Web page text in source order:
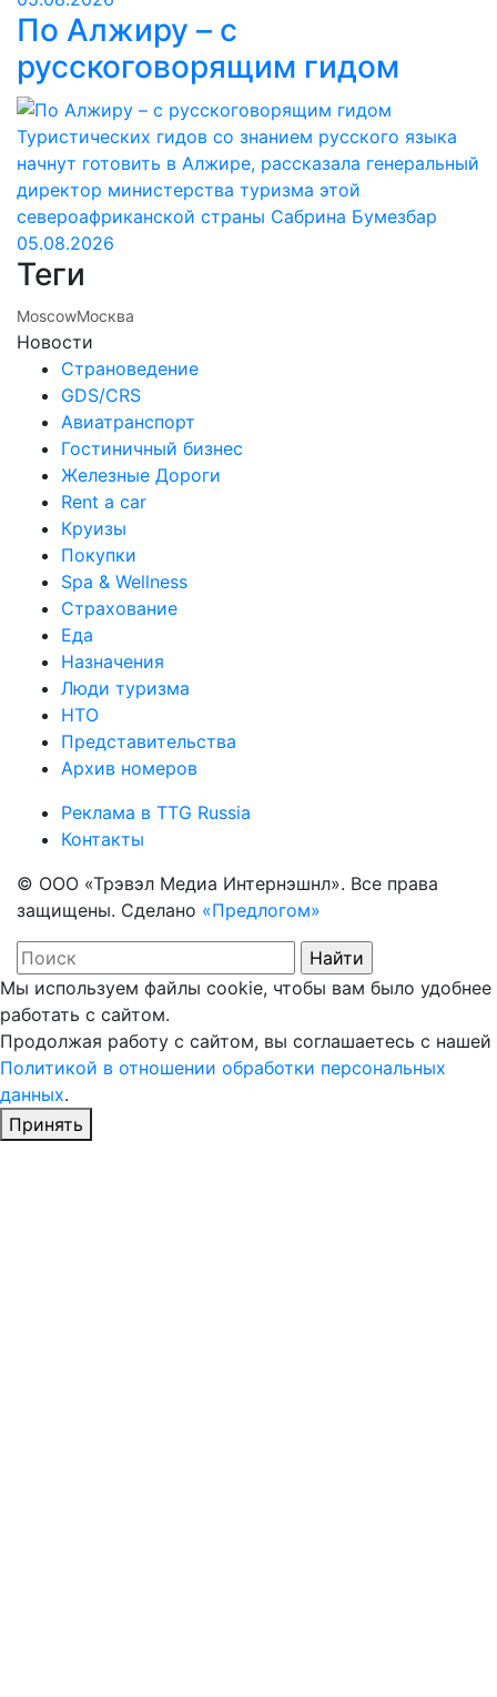
По Алжиру – с
русскоговорящим гидом
Туристических гидов со знанием русского языка
начнут готовить в Алжире, рассказала генеральный
директор министерства туризма этой
североафриканской страны Сабрина Бумезбар
05.08.2026
Теги
MoscowМосква
Новости
Страноведение
GDS/CRS
Авиатранспорт
Гостиничный бизнес
Железные Дороги
Rent a car
Круизы
Покупки
Spa & Wellness
Страхование
Еда
Назначения
Люди туризма
НТО
Представительства
Архив номеров
Реклама в TTG Russia
Контакты
© ООО «Трэвэл Медиа Интернэшнл». Все права
защищены. Сделано «Предлогом»
Мы используем файлы cookie, чтобы вам было удобнее
работать с сайтом.
Продолжая работу с сайтом, вы соглашаетесь с нашей
Политикой в отношении обработки персональных
данных.
Принять